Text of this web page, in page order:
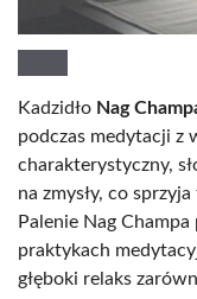
Kadzidło Nag
podczas medytacji z
charakterystyczny,
na zmysły, co
Palenie Nag
praktykach
głęboki relaks